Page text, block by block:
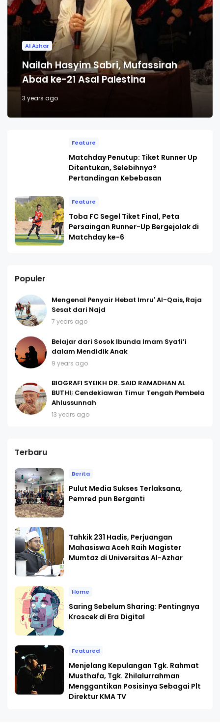
Al Azhar
Nailah Hasyim Sabri, Mufassirah
Abad ke-21 Asal Palestina
3 years ago
Feature
Matchday Penutup: Tiket Runner Up
Ditentukan, Selebihnya?
Pertandingan Kebebasan
Feature
Toba FC Segel Tiket Final, Peta
Persaingan Runner-Up Bergejolak di
Matchday ke-6
Populer
Mengenal Penyair Hebat Imru' Al-Qais, Raja
Sesat dari Najd
7 years ago
Belajar dari Sosok Ibunda Imam Syafi’i
dalam Mendidik Anak
9 years ago
BIOGRAFI SYEIKH DR. SAID RAMADHAN AL
BUTHI; Cendekiawan Timur Tengah Pembela
Ahlussunnah
13 years ago
Terbaru
Berita
Pulut Media Sukses Terlaksana,
Pemred pun Berganti
Tahkik 231 Hadis, Perjuangan
Mahasiswa Aceh Raih Magister
Mumtaz di Universitas Al-Azhar
Home
Saring Sebelum Sharing: Pentingnya
Kroscek di Era Digital
Featured
Menjelang Kepulangan Tgk. Rahmat
Musthafa, Tgk. Zhilalurrahman
Menggantikan Posisinya Sebagai Plt
Direktur KMA TV